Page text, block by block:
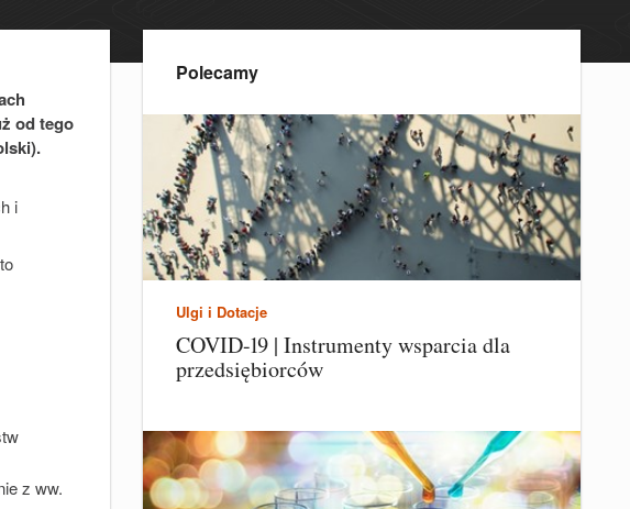
od tego
i
z ww.
Polecamy
Ulgi i Dotacje
COVID-19 | Instrumenty wsparcia dla
przedsiębiorców